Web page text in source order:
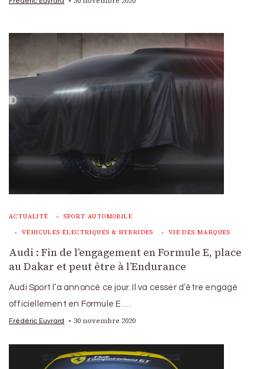
ACTUALITÉ SPORT AUTOMOBILE
VÉHICULES ÉLECTRIQUES & HYBRIDES VIE DES MARQUES
Audi : Fin de l’engagement en Formule E, place
au Dakar et peut être à l’Endurance
Audi Sport l’a annoncé ce jour. Il va cesser d’être engagé
officiellement en Formule E …
Frédéric Euvrard 30 novembre 2020